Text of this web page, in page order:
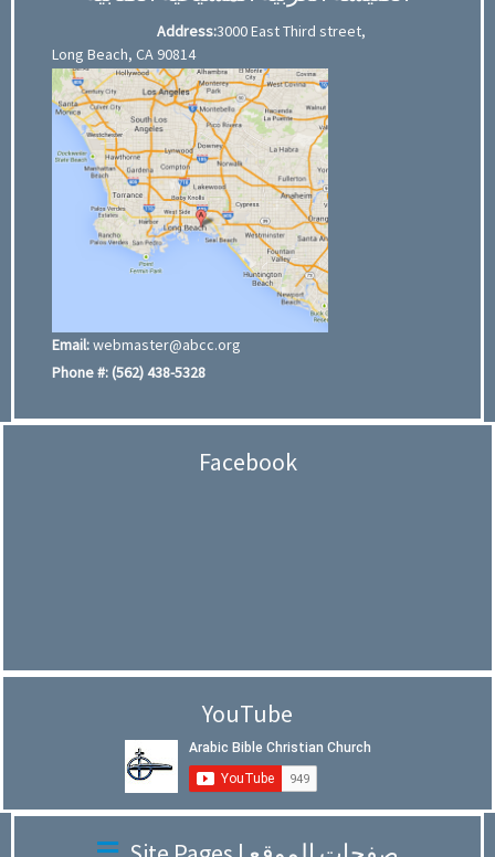
Address:3000 East Third street,
Long Beach, CA 90814
Email:webmaster@abcc.org
Phone #:(562) 438-5328
Facebook
YouTube